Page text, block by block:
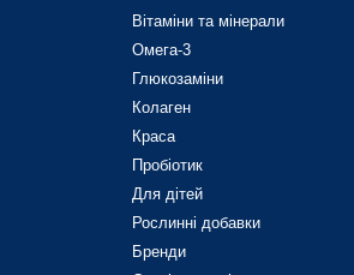
Вітаміни та мінерали
Омега-3
Глюкозаміни
Колаген
Краса
Пробіотик
Для дітей
Рослинні добавки
Бренди